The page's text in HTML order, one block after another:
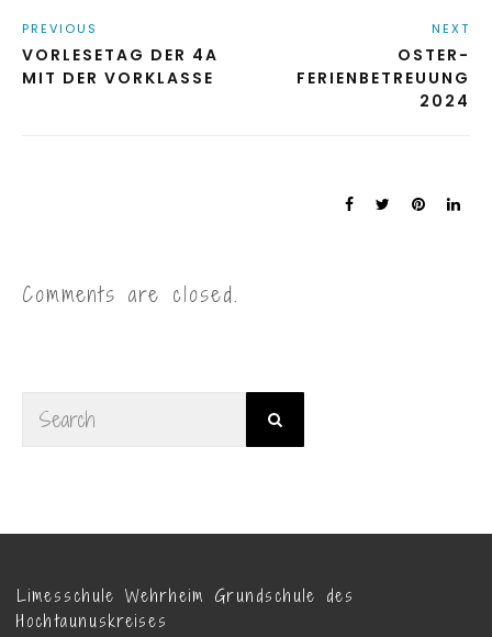
PREVIOUS
VORLESETAG DER 4A
MIT DER VORKLASSE
NEXT
OSTER-
FERIENBETREUUNG
2024
Comments are closed.
Limesschule Wehrheim Grundschule des
Hochtaunuskreises